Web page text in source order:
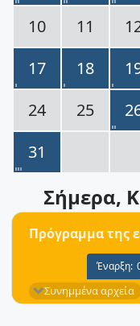
10
11
17
18
24
25
31
Σήμερα,
Πρόγραμμα της
Έναρξη:
Συνημμένα αρχεία